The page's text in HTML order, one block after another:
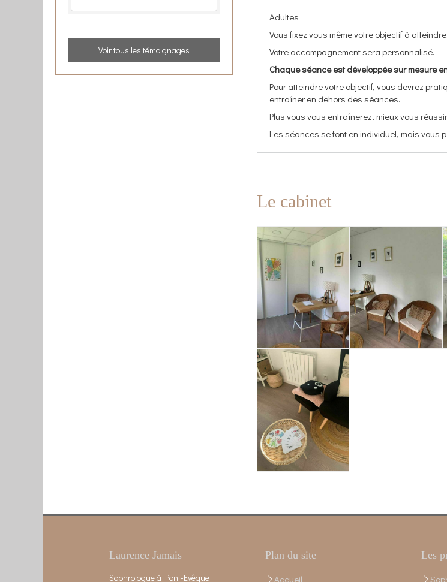
Adultes
Vous fixez vous même votre objectif à atteindre.
Votre accompagnement sera personnalisé.
Chaque séance est développée sur mesure
Pour atteindre votre objectif, vous devrez
entraîner en dehors des séances.
Plus vous vous entraînerez, mieux vous
​Les séances se font en individuel, mais vous
Le cabinet
Voir tous les témoignages
Laurence Jamais
Sophrologue à Pont-Evêque
Plan du site
Accueil
Les